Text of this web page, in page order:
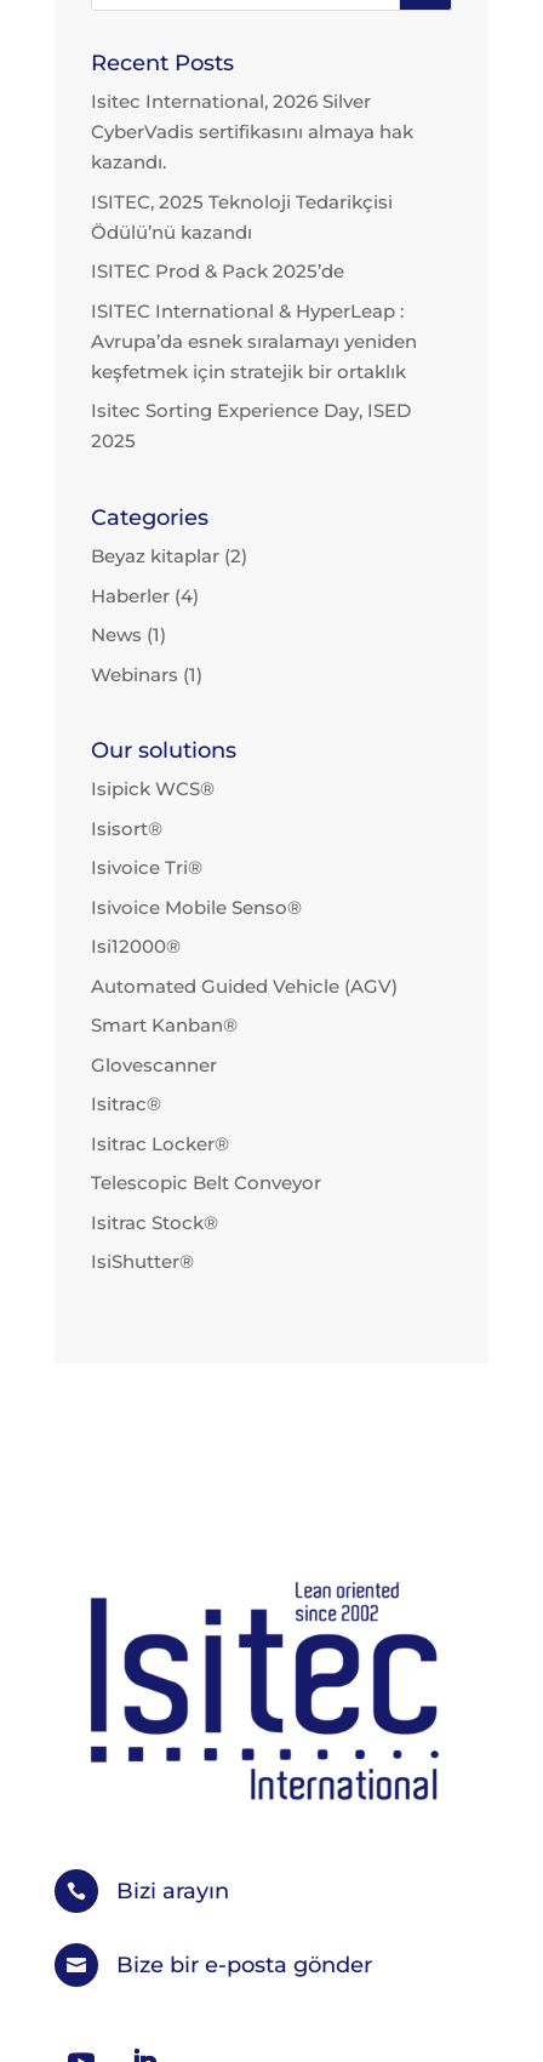
Recent Posts
Isitec International, 2026 Silver
CyberVadis sertifikasını almaya hak
kazandı.
ISITEC, 2025 Teknoloji Tedarikçisi
Ödülü’nü kazandı
ISITEC Prod & Pack 2025’de
ISITEC International & HyperLeap :
Avrupa’da esnek sıralamayı yeniden
keşfetmek için stratejik bir ortaklık
Isitec Sorting Experience Day, ISED
2025
Categories
Beyaz kitaplar(2)
Haberler(4)
News (1)
Webinars (1)
Our solutions
Isipick WCS®
Isisort®
Isivoice Tri®
Isivoice Mobile Senso®
Isi12000®
Automated Guided Vehicle (AGV)
Smart Kanban®
Glovescanner
Isitrac®
Isitrac Locker®
Telescopic Belt Conveyor
Isitrac Stock®
IsiShutter®
 Bizi arayın
 Bize bir e-posta gönder